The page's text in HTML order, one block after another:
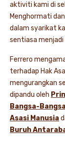
aktiviti kami di
Menghormati
dalam syarikat
sentiasa
Ferrero
terhadap Hak
mengurangkan
dipandu oleh
Bangsa-
Asasi Manusia
Buruh